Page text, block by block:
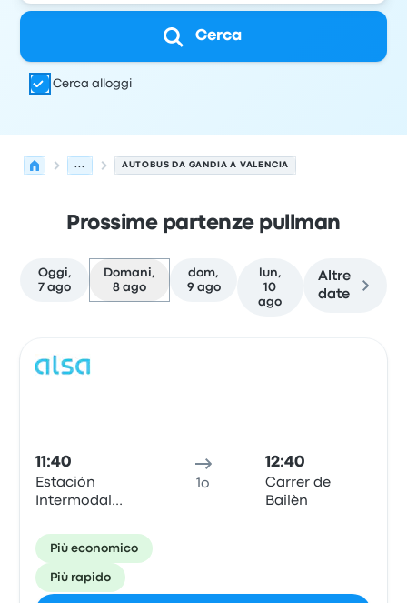
Cerca
Cerca alloggi
... AUTOBUS DA GANDIA A VALENCIA
Prossime partenze pullman
Oggi,
7 ago
Domani,
8 ago
dom,
9 ago
lun,
10
ago
Altre
date
11:40
Estación
Intermodal
1o
12:40
Carrer de
Bailèn
Più economico
Più rapido